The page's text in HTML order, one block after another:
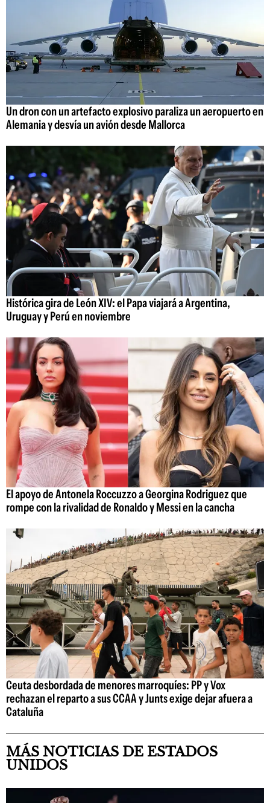
Un dron con un artefacto explosivo paraliza un aeropuerto en
Alemania y desvía un avión desde Mallorca
Histórica gira de León XIV: el Papa viajará a Argentina,
Uruguay y Perú en noviembre
El apoyo de Antonela Roccuzzo a Georgina Rodriguez que
rompe con la rivalidad de Ronaldo y Messi en la cancha
Ceuta desbordada de menores marroquíes: PP y Vox
rechazan el reparto a sus CCAA y Junts exige dejar afuera a
Cataluña
MÁS NOTICIAS DE ESTADOS
UNIDOS